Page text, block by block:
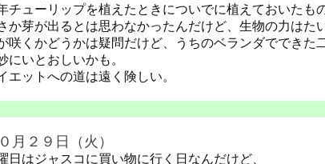
チューリップを植えたときについでに植えておいたもの
か芽が出るとは思わなかったんだけど、生物の力はた
咲くかどうかは疑問だけど、うちのベランダでできた
にいとおしいかも。
エットへの道は遠く険しい。
月２９日（火）
日はジャスコに買い物に行く日なんだけど、